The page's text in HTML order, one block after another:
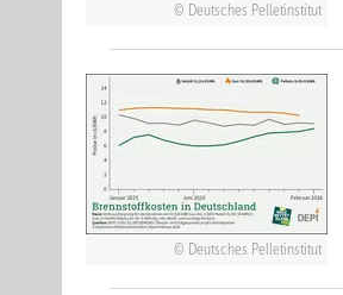
Deutsches Pelletinstitut
Deutsches Pelletinstitut